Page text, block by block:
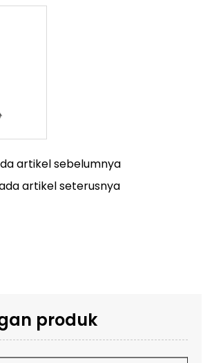
artikel sebelumnya
artikel seterusnya
produk